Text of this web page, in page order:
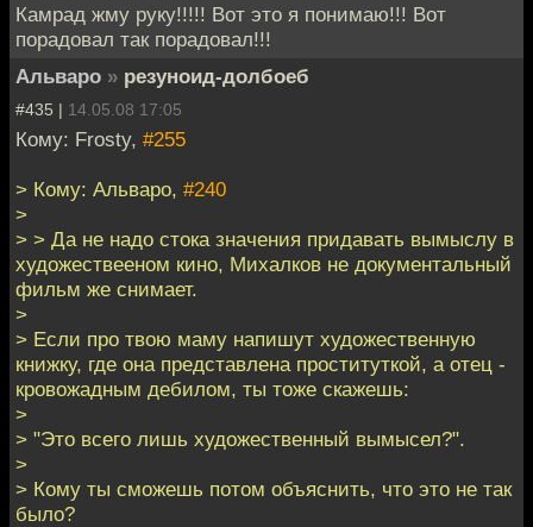
Камрад жму руку!!!!! Вот это я понимаю!!! Вот
порадовал так порадовал!!!
Альваро » резуноид-долбоеб
#435 | 14.05.08 17:05
Кому: Frosty, #255
> Кому: Альваро, #240
>
> > Да не надо стока значения придавать вымыслу в
художествееном кино, Михалков не документальный
фильм же снимает.
>
> Если про твою маму напишут художественную
книжку, где она представлена проституткой, а отец -
кровожадным дебилом, ты тоже скажешь:
>
> "Это всего лишь художественный вымысел?".
>
> Кому ты сможешь потом объяснить, что это не так
было?